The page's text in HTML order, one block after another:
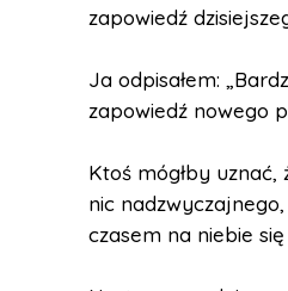
zapowiedź
Ja odpisałem:
zapowiedź nowego
Ktoś mógłby
nic
czasem na niebie